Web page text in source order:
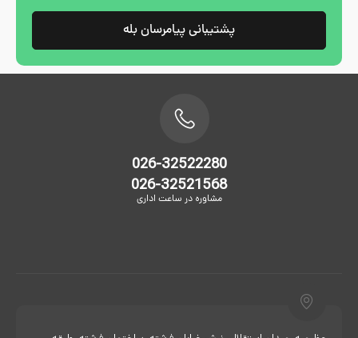
پشتیبانی پیامرسان بله
026-32522280
026-32521568
مشاوره در ساعت اداری